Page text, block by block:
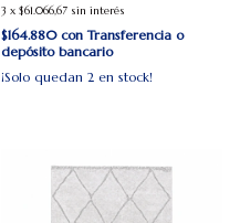
3 x $61.066,67 sin interés
$164.880 con Transferencia o
depósito bancario
¡Solo quedan 2 en stock!